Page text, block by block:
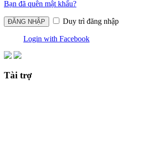
Bạn đã quên mật khẩu?
Duy trì đăng nhập
Login with Facebook
Tài trợ